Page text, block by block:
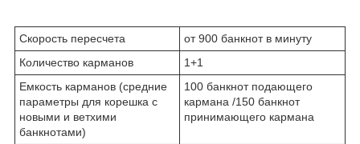
Скорость пересчета
от 900 банкнот в минуту
Количество карманов
1+1
Емкость карманов (средние
параметры для корешка с
новыми и ветхими
банкнотами)
100 банкнот подающего
кармана /150 банкнот
принимающего кармана